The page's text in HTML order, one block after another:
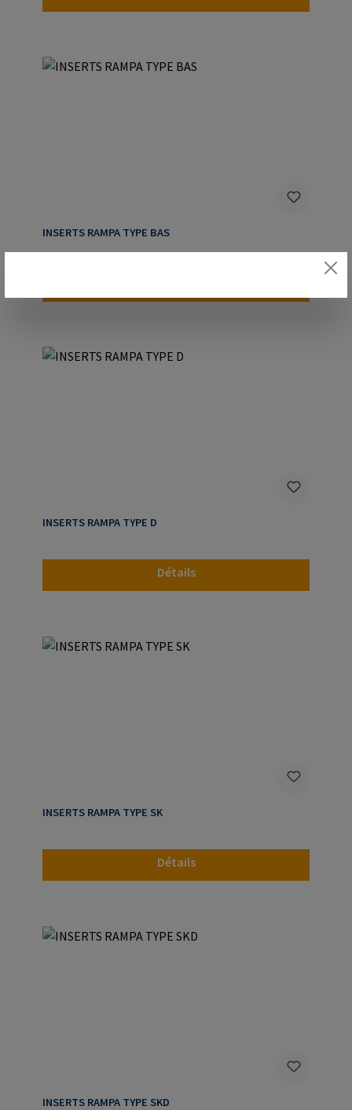
INSERTS RAMPA TYPE BAS
INSERTS RAMPA TYPE D
Détails
INSERTS RAMPA TYPE SK
Détails
INSERTS RAMPA TYPE SKD